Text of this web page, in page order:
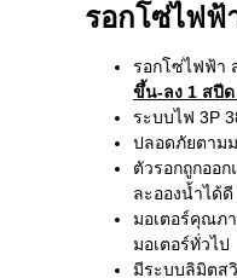
รอกโซ่ไฟฟ้
รอกโซ่ไฟฟ้า
ขึ้น-ลง 1 สปี
ระบบไฟ 3P
ปลอดภัยตาม
ตัวรอกถูกออ
ละอองน้ำได้ดี
มอเตอร์คุณภ
มอเตอร์ทั่วไป
มีระบบลิมิตส